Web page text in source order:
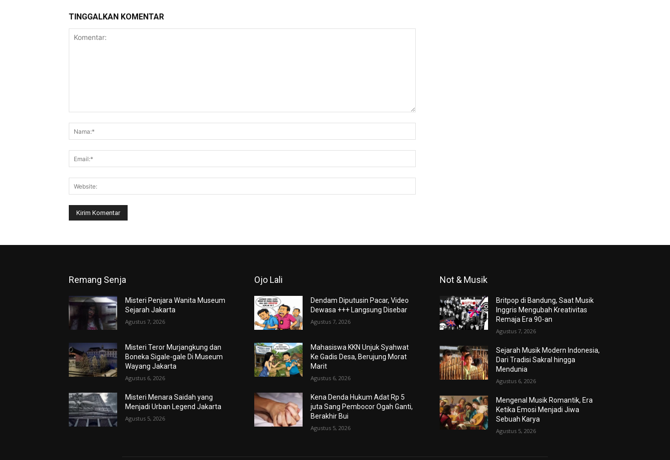
TINGGALKAN KOMENTAR
Remang Senja
Misteri Penjara Wanita Museum
Sejarah Jakarta
Agustus 7, 2026
Misteri Teror Murjangkung dan
Boneka Sigale-gale Di Museum
Wayang Jakarta
Agustus 6, 2026
Misteri Menara Saidah yang
Menjadi Urban Legend Jakarta
Agustus 5, 2026
Ojo Lali
Dendam Diputusin Pacar, Video
Dewasa +++ Langsung Disebar
Agustus 7, 2026
Mahasiswa KKN Unjuk Syahwat
Ke Gadis Desa, Berujung Morat
Marit
Agustus 6, 2026
Kena Denda Hukum Adat Rp 5
juta Sang Pembocor Ogah Ganti,
Berakhir Bui
Agustus 5, 2026
Not & Musik
Britpop di Bandung, Saat Musik
Inggris Mengubah Kreativitas
Remaja Era 90-an
Agustus 7, 2026
Sejarah Musik Modern Indonesia,
Dari Tradisi Sakral hingga
Mendunia
Agustus 6, 2026
Mengenal Musik Romantik, Era
Ketika Emosi Menjadi Jiwa
Sebuah Karya
Agustus 5, 2026